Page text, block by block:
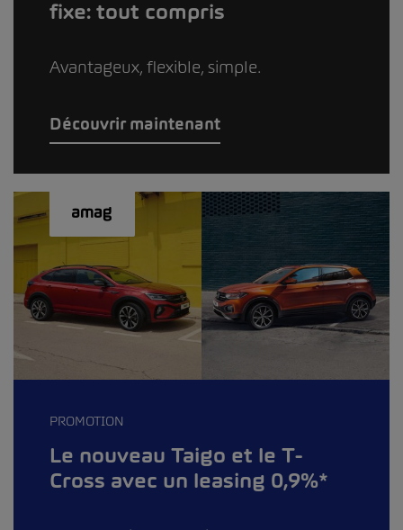
fixe: tout compris
Avantageux, flexible, simple.
Découvrir maintenant
PROMOTION
Le nouveau Taigo et le T-
Cross avec un leasing 0,9%*